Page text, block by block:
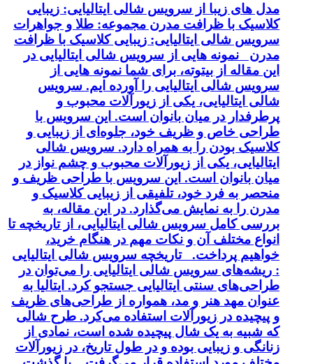
مدل های زیبا از سرویس شالی ایتالیایی: زیبایی
کلاسیک با ظرافت مدرن مجموعه: طلا و جواهرات
سرویس شالی ایتالیایی: زیبایی کلاسیک با ظرافت
مدرن نمونه هایی از سرویس شالی ایتالیایی در
این مقاله از بیتوته، برای شما نمونه هایی از
سرویس شالی ایتالیایی را آورده ایم. سرویس
شالی ایتالیایی، یکی از زیورآلات محبوب و
پرطرفدار در میان بانوان است. این سرویس با
طراحی خاص و ظریف خود، جلوه‌ای از زیبایی و
کلاسیک بودن را به همراه دارد. سرویس شالی
ایتالیایی، یکی از زیورآلات محبوب و چشم نواز در
میان بانوان است. این سرویس با طراحی ظریف و
منحصر به فرد خود، تلفیقی از زیبایی کلاسیک و
مدرن را به نمایش می‌گذارد. در این مقاله، به
بررسی کامل سرویس شالی ایتالیایی، از تاریخچه تا
انواع مختلف آن و نکات مهم در هنگام خرید،
خواهیم پرداخت. تاریخچه سرویس شالی ایتالیایی
: ریشه‌های سرویس شالی ایتالیایی را می‌توان در
طراحی‌های سنتی ایتالیایی جستجو کرد. ایتالیا به
عنوان مهد هنر و مد، همواره از طراحی‌های ظریف
و پیچیده در زیورآلات استفاده می‌کرد. طرح شالی
که شبیه به یک شال پیچیده شده است، نمادی از
زنانگی و زیبایی بوده و در طول تاریخ، در زیورآلات